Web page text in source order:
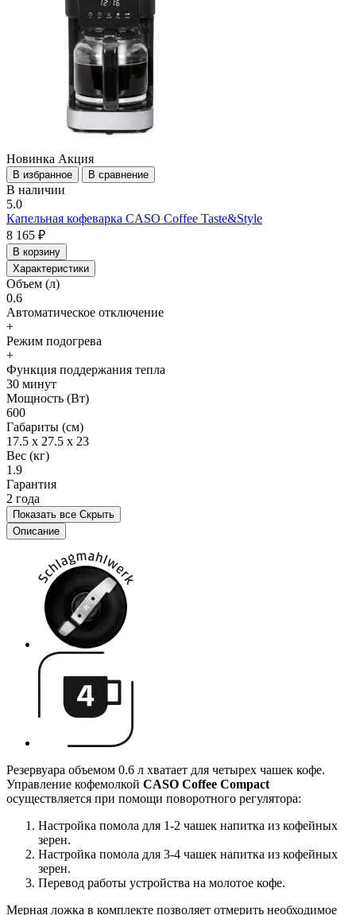
Новинка Акция
В избранное В сравнение
В наличии
5.0
Капельная кофеварка CASO Coffee Taste&Style
8 165 ₽
В корзину
Характеристики
Объем (л)
0.6
Автоматическое отключение
+
Режим подогрева
+
Функция поддержания тепла
30 минут
Мощность (Вт)
600
Габариты (см)
17.5 x 27.5 x 23
Вес (кг)
1.9
Гарантия
2 года
Показать все Скрыть
Описание
Резервуара объемом 0.6 л хватает для четырех чашек кофе.
Управление кофемолкой CASO Coffee Compact
осуществляется при помощи поворотного регулятора:
Настройка помола для 1-2 чашек напитка из кофейных
зерен.
Настройка помола для 3-4 чашек напитка из кофейных
зерен.
Перевод работы устройства на молотое кофе.
Мерная ложка в комплекте позволяет отмерить необходимое